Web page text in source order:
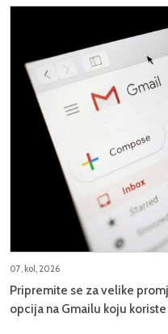
07, kol, 2026
Pripremite se za velike
opcija na Gmailu koju